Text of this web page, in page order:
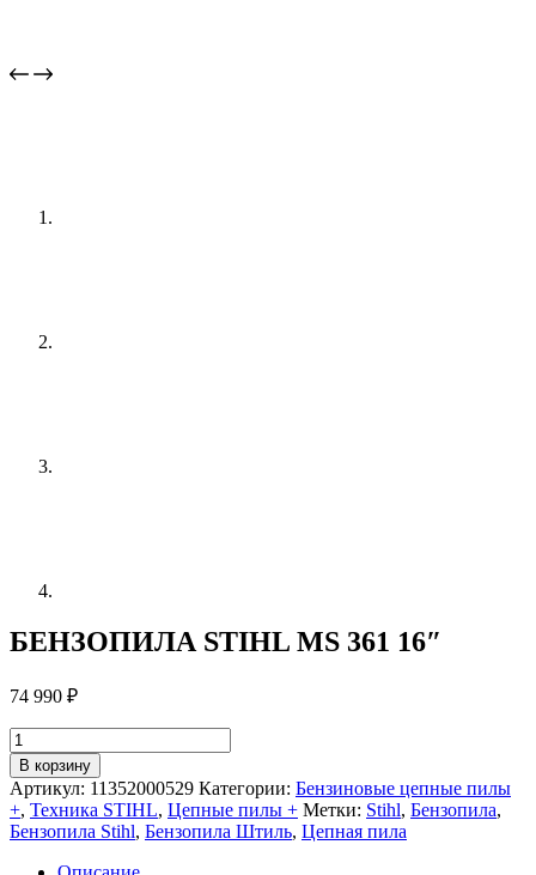
БЕНЗОПИЛА STIHL MS 361 16″
74 990 ₽
Количество
товара
БЕНЗОПИЛА
STIHL
MS
361
В корзину
Артикул: 11352000529 Категории: Бензиновые цепные пилы
+, Техника STIHL, Цепные пилы + Метки: Stihl, Бензопила,
Бензопила Stihl, Бензопила Штиль, Цепная пила